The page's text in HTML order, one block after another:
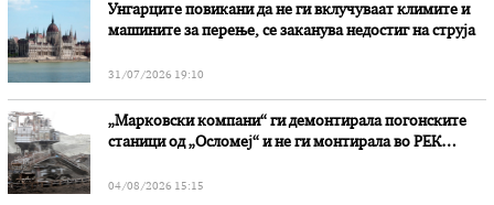
Унгарците повикани да не ги вклучуваат климите и
машините за перење, се заканува недостиг на струја
31/07/2026 19:10
„Марковски компани“ ги демонтирала погонските
станици од „Осломеј“ и не ги монтирала во РЕК
04/08/2026 15:15